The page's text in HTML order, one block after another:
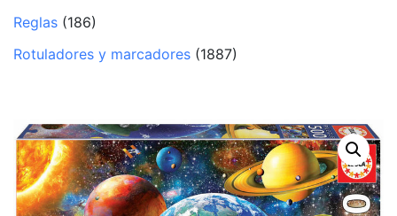
Reglas (186)
Rotuladores y marcadores (1887)